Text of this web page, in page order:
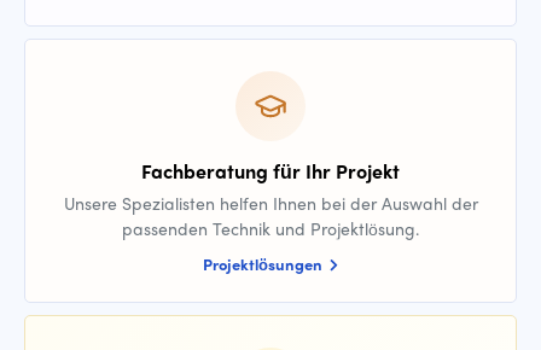
Fachberatung für Ihr Projekt
Unsere Spezialisten helfen Ihnen bei der Auswahl der
passenden Technik und Projektlösung.
Projektlösungen